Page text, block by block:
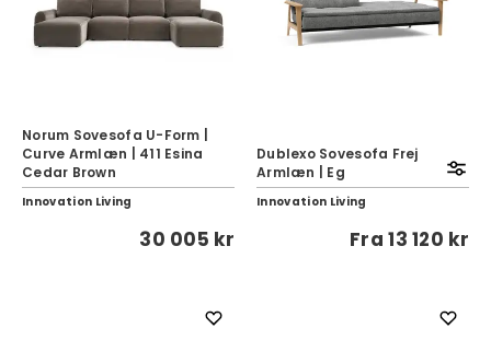
Norum Sovesofa U-Form |
Curve Armlæn | 411 Esina
Cedar Brown
Innovation Living
30 005 kr
Dublexo Sovesofa Frej
Armlæn | Eg
Innovation Living
Fra13 120 kr